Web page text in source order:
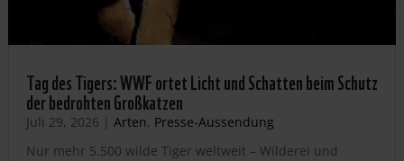
Tag des Tigers: WWF ortet Licht und Schatten beim Schutz
der bedrohten Großkatzen
Juli 29, 2026 | Arten, Presse-Aussendung
Nur mehr 5.500 wilde Tiger weltweit – Wilderei und